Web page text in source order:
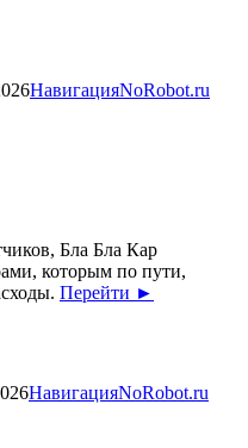
НавигацияNoRobot.ru
Бла Бла Кар
которым по пути,
Перейти ►
НавигацияNoRobot.ru